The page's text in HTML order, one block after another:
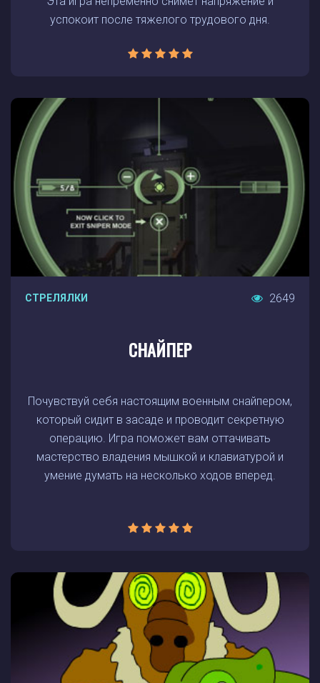
успокоит после тяжелого трудового дня.
СТРЕЛЯЛКИ 2649
СНАЙПЕР
Почувствуй себя настоящим военным снайпером,
который сидит в засаде и проводит секретную
операцию. Игра поможет вам оттачивать
мастерство владения мышкой и клавиатурой и
умение думать на несколько ходов вперед.